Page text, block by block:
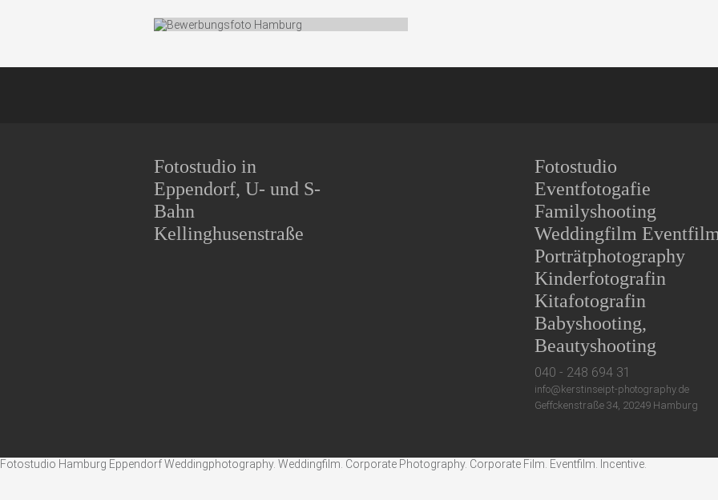
Fotostudio in
Eppendorf, U- und S-
Bahn
Kellinghusenstraße
Fotostudio
Eventfotogafie
Familyshooting
Weddingfilm
Porträtphotography
Kinderfotografin
Kitafotografin
Babyshooting,
Beautyshooting
040 - 248 694 31
info@kerstinseipt-photography.de
Geffckenstraße 34, 20249 Hamburg
Fotostudio Hamburg Eppendorf Weddingphotography. Weddingfilm. Corporate Photography. Corporate Film. Eventfilm. Incentive.